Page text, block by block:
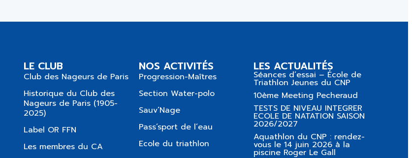
LE CLUB
Club des Nageurs de Paris
Historique du Club des
Nageurs de Paris (1905-
2025)
Label OR FFN
Les membres du CA
NOS ACTIVITÉS
Progression-Maîtres
Section Water-polo
Sauv’Nage
Pass’sport de l’eau
Ecole du triathlon
LES ACTUALITÉS
Séances d’essai – École de
Triathlon Jeunes du CNP
10ème Meeting Pecheraud
TESTS DE NIVEAU INTEGRER
ECOLE DE NATATION SAISON
2026/2027
Aquathlon du CNP : rendez-
vous le 14 juin 2026 à la
piscine Roger Le Gall